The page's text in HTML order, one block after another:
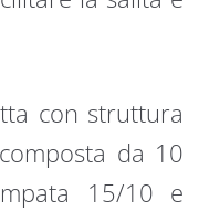
con struttura
da 10
15/10 e